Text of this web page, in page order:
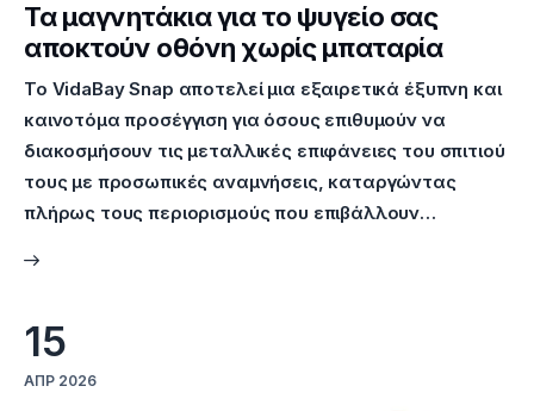
Τα μαγνητάκια για το ψυγείο σας
αποκτούν οθόνη χωρίς μπαταρία
Το VidaBay Snap αποτελεί μια εξαιρετικά έξυπνη και
καινοτόμα προσέγγιση για όσους επιθυμούν να
διακοσμήσουν τις μεταλλικές επιφάνειες του σπιτιού
τους με προσωπικές αναμνήσεις, καταργώντας
πλήρως τους περιορισμούς που επιβάλλουν…
15
ΑΠΡ 2026